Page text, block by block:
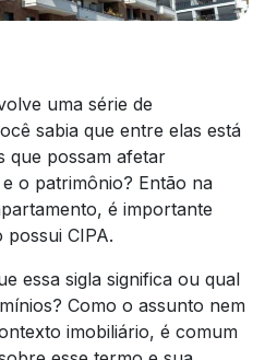
uma série de
sabia que entre elas está
que possam afetar
o patrimônio? Então na
é importante
CIPA.
essa sigla significa ou qual
Como o assunto nem
imobiliário, é comum